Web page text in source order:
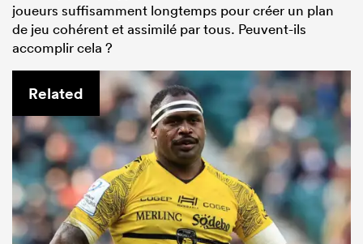
joueurs suffisamment longtemps pour créer un plan
de jeu cohérent et assimilé par tous. Peuvent-ils
accomplir cela ?
Related